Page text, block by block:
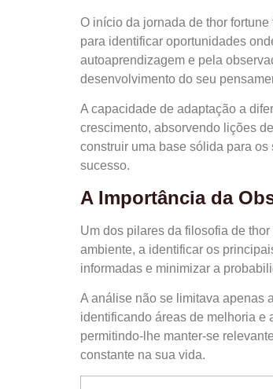
O início da jornada de thor
para identificar oportunidades
autoaprendizagem e pela
desenvolvimento do seu
A capacidade de adaptação a
crescimento, absorvendo lições
construir uma base sólida para
sucesso.
A Importância da
Um dos pilares da filosofia de
ambiente, a identificar os
informadas e minimizar a
A análise não se limitava apenas
identificando áreas de melhoria e
permitindo-lhe manter-se
constante na sua vida.